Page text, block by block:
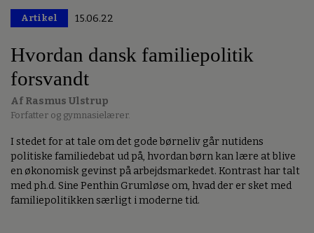
Artikel 15.06.22
Hvordan dansk familiepolitik
forsvandt
Af Rasmus Ulstrup
Forfatter og gymnasielærer.
I stedet for at tale om det gode børneliv går nutidens
politiske familiedebat ud på, hvordan børn kan lære at blive
en økonomisk gevinst på arbejdsmarkedet. Kontrast har talt
med ph.d. Sine Penthin Grumløse om, hvad der er sket med
familiepolitikken særligt i moderne tid.